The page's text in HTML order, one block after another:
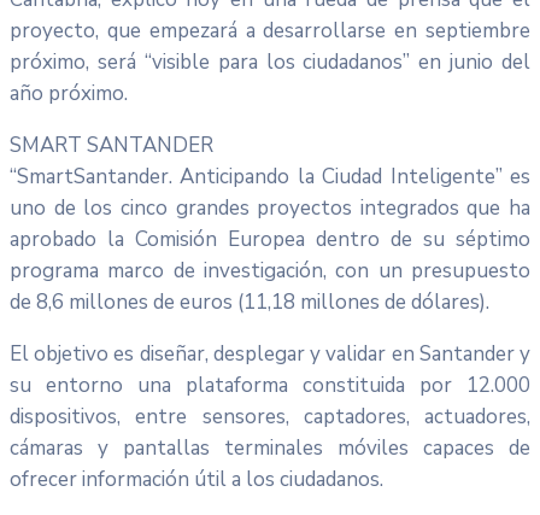
proyecto, que empezará a desarrollarse en septiembre
próximo, será “visible para los ciudadanos” en junio del
año próximo.
SMART SANTANDER
“SmartSantander. Anticipando la Ciudad Inteligente” es
uno de los cinco grandes proyectos integrados que ha
aprobado la Comisión Europea dentro de su séptimo
programa marco de investigación, con un presupuesto
de 8,6 millones de euros (11,18 millones de dólares).
El objetivo es diseñar, desplegar y validar en Santander y
su entorno una plataforma constituida por 12.000
dispositivos, entre sensores, captadores, actuadores,
cámaras y pantallas terminales móviles capaces de
ofrecer información útil a los ciudadanos.